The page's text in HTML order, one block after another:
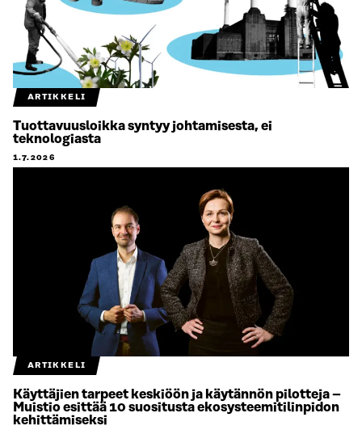
ARTIKKELI
Tuottavuusloikka syntyy johtamisesta, ei
teknologiasta
1.7.2026
ARTIKKELI
Käyttäjien tarpeet keskiöön ja käytännön pilotteja –
Muistio esittää 10 suositusta ekosysteemitilinpidon
kehittämiseksi